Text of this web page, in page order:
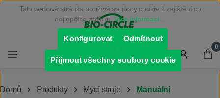
Přejít na hlavní obsah
0
Domů Produkty Mycí stroje Manuální
Tato webová stránka používá soubory cookie k zajištění co
nejlepšího zážitku. Více informací...
Odmítnout
Konfigurovat
Přijmout všechny soubory cookie